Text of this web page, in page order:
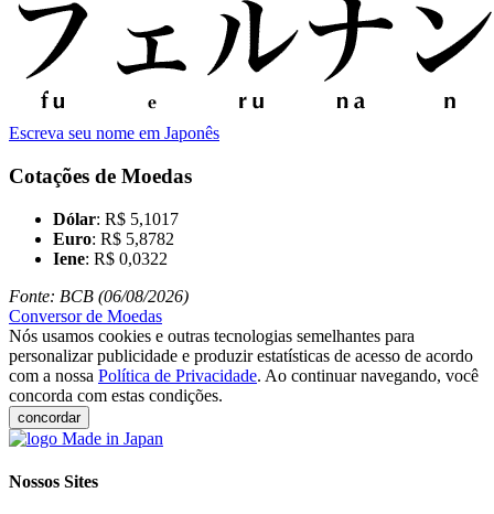
Escreva seu nome em Japonês
Cotações de Moedas
Dólar: R$ 5,1017
Euro: R$ 5,8782
Iene: R$ 0,0322
Fonte: BCB (06/08/2026)
Conversor de Moedas
Nós usamos cookies e outras tecnologias semelhantes para
personalizar publicidade e produzir estatísticas de acesso de acordo
com a nossa Política de Privacidade. Ao continuar navegando, você
concorda com estas condições.
concordar
Nossos Sites